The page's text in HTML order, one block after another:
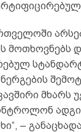
მოთხოვნებს
ნერგების
მხარს
–